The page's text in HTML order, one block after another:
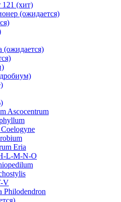
(хит)
(ожидается)
(ожидается)
Ascocentrum
Eria
L-M-N-O
V
Philodendron